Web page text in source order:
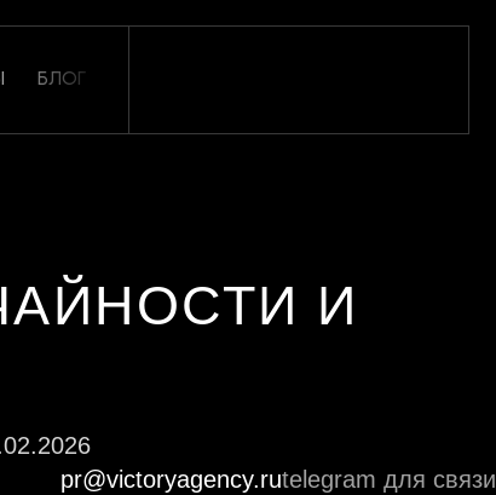
БЛОГ
И
pr@victoryagency.rutelegram для связи